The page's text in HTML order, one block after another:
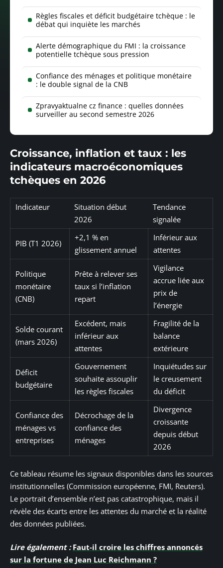
Règles fiscales et déficit budgétaire tchèque : le
débat qui inquiète les marchés
Alerte démographique du FMI : la croissance
potentielle tchèque sous pression
Confiance des ménages et politique monétaire
: le double signal de la CNB
Zpravyaktualne cz finance : quelles données
surveiller au second semestre 2026
Croissance, inflation et taux : les
indicateurs macroéconomiques
tchèques en 2026
Indicateur
Situation début
2026
Tendance
signalée
PIB (T1 2026)
+2,1 % en
glissement annuel
Inférieur aux
attentes
Politique
monétaire
(CNB)
Prête à relever ses
taux si l’inflation
repart
Vigilance
accrue liée aux
prix de
l’énergie
Solde courant
(mars 2026)
Excédent, mais
inférieur aux
attentes
Fragilité de la
balance
extérieure
Déficit
budgétaire
Gouvernement
souhaite assouplir
les règles fiscales
Inquiétudes sur
le creusement
du déficit
Confiance des
ménages vs
entreprises
Décrochage de la
confiance des
ménages
Divergence
croissante
depuis début
2026
Ce tableau résume les signaux disponibles dans les sources
institutionnelles (Commission européenne, FMI, Reuters).
Le portrait d’ensemble n’est pas catastrophique, mais il
révèle des écarts entre les attentes du marché et la réalité
des données publiées.
Lire également : Faut-il croire les chiffres annoncés
sur la fortune de Jean Luc Reichmann ?